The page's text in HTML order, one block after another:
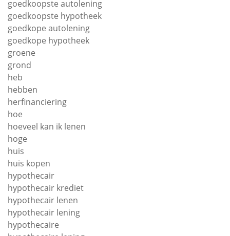
goedkoopste autolening
goedkoopste hypotheek
goedkope autolening
goedkope hypotheek
groene
grond
heb
hebben
herfinanciering
hoe
hoeveel kan ik lenen
hoge
huis
huis kopen
hypothecair
hypothecair krediet
hypothecair lenen
hypothecair lening
hypothecaire